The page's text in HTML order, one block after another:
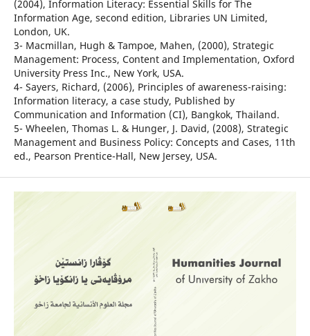
(2004), Information Literacy: Essential Skills for The
Information Age, second edition, Libraries UN Limited,
London, UK.
3- Macmillan, Hugh & Tampoe, Mahen, (2000), Strategic
Management: Process, Content and Implementation, Oxford
University Press Inc., New York, USA.
4- Sayers, Richard, (2006), Principles of awareness-raising:
Information literacy, a case study, Published by
Communication and Information (CI), Bangkok, Thailand.
5- Wheelen, Thomas L. & Hunger, J. David, (2008), Strategic
Management and Business Policy: Concepts and Cases, 11th
ed., Pearson Prentice-Hall, New Jersey, USA.